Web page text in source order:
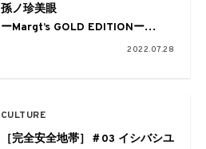
孫ノ珍美眼
ーMargt’s GOLD EDITIONー
職人の技キラリ☆カオスが花咲く
2022.07.28
CULTURE
［完全安全地帯］＃03 イシバシユ